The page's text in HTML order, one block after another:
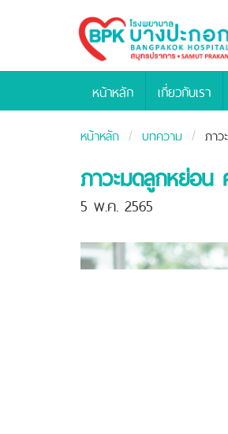
Bangpakok
Hospital
หน้าหลัก เกี่ยวกับเรา
หน้าหลัก บทความ ภาว
ภาวะมดลูกหย่อน
5 พ.ค. 2565